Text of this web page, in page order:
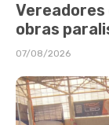
Vereadores
obras
07/08/2026